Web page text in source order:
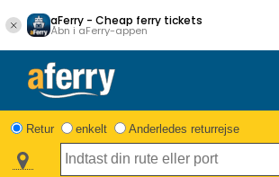
aFerry - Cheap ferry tickets
Åbn i aFerry-appen
Retur enkelt Anderledes returrejse